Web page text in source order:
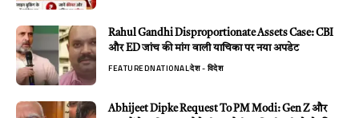
Rahul Gandhi Disproportionate Assets Case: CBI
और ED जांच की मांग वाली याचिका पर नया अपडेट
FEATUREDNATIONALदेश - विदेश
Abhijeet Dipke Request To PM Modi: Gen Z और